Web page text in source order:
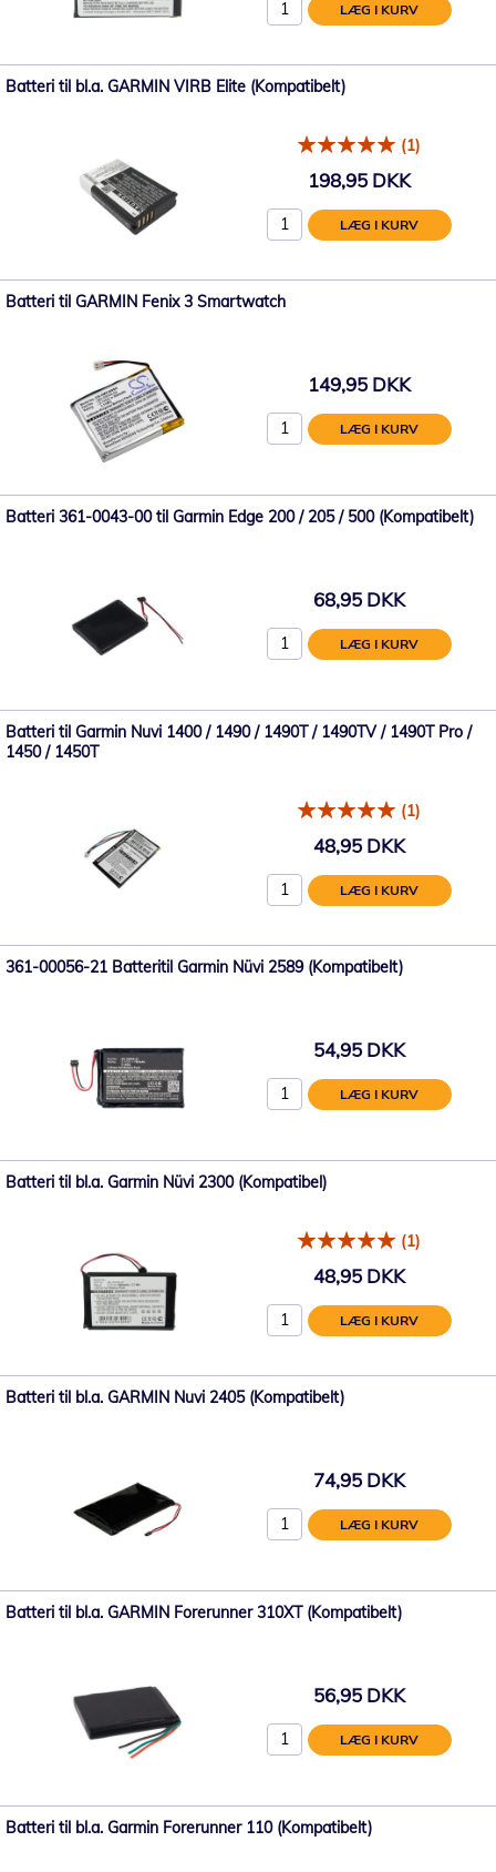
LÆG I KURV
Batteri til bl.a. GARMIN VIRB Elite (Kompatibelt)
(1)
198,95 DKK
LÆG I KURV
Batteri til GARMIN Fenix 3 Smartwatch
149,95 DKK
LÆG I KURV
Batteri 361-0043-00 til Garmin Edge 200 / 205 / 500 (Kompatibelt)
68,95 DKK
LÆG I KURV
Batteri til Garmin Nuvi 1400 / 1490 / 1490T / 1490TV / 1490T Pro /
1450 / 1450T
(1)
48,95 DKK
LÆG I KURV
361-00056-21 Batteritil Garmin Nüvi 2589 (Kompatibelt)
54,95 DKK
LÆG I KURV
Batteri til bl.a. Garmin Nüvi 2300 (Kompatibel)
(1)
48,95 DKK
LÆG I KURV
Batteri til bl.a. GARMIN Nuvi 2405 (Kompatibelt)
74,95 DKK
LÆG I KURV
Batteri til bl.a. GARMIN Forerunner 310XT (Kompatibelt)
56,95 DKK
LÆG I KURV
Batteri til bl.a. Garmin Forerunner 110 (Kompatibelt)